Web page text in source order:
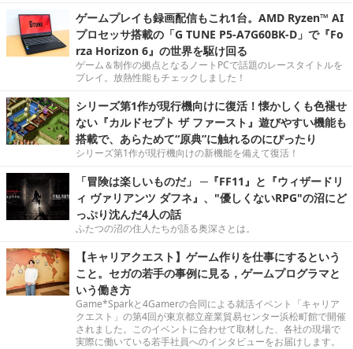
ゲームプレイも録画配信もこれ1台。AMD Ryzen™ AI
プロセッサ搭載の「G TUNE P5-A7G60BK-D」で『Fo
rza Horizon 6』の世界を駆け回る
ゲーム＆制作の拠点となるノートPCで話題のレースタイトルを
プレイ。放熱性能もチェックしました！
シリーズ第1作が現行機向けに復活！懐かしくも色褪せ
ない『カルドセプト ザ ファースト』遊びやすい機能も
搭載で、あらためて“原典”に触れるのにぴったり
シリーズ第1作が現行機向けの新機能を備えて復活！
「冒険は楽しいものだ」 ─『FF11』と『ウィザードリ
ィ ヴァリアンツ ダフネ』、"優しくないRPG"の沼にど
っぷり沈んだ4人の話
ふたつの沼の住人たちが語る奥深さとは。
【キャリアクエスト】ゲーム作りを仕事にするという
こと。セガの若手の事例に見る，ゲームプログラマと
いう働き方
Game*Sparkと4Gamerの合同による就活イベント「キャリア
クエスト」の第4回が東京都立産業貿易センター浜松町館で開催
されました。このイベントに合わせて取材した、各社の現場で
実際に働いている若手社員へのインタビューをお届けします。